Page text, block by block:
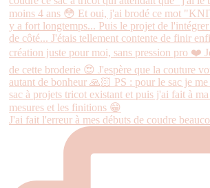
J'ai fait l'erreur à mes débuts de coudre beauco